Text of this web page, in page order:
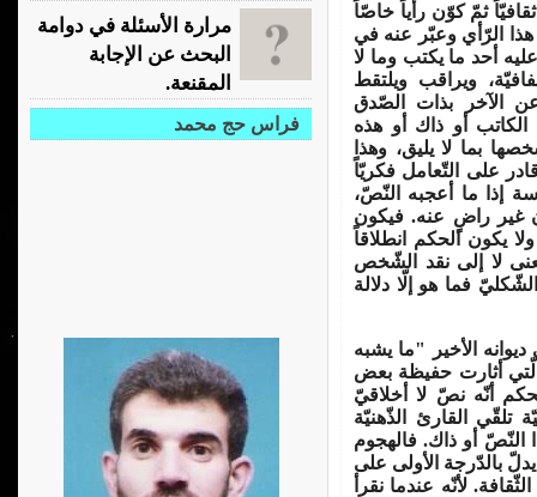
ثمّ كوّن رأياً خاصّاً
هذا الرّأي وعبّر عنه في
أحد ما يكتب وما لا
ويراقب ويلتقط
عن الآخر بذات الصّدق
أو ذاك أو هذه
بما لا يليق، وهذا
على التّعامل فكريّاً
إذا ما أعجبه النّصّ،
غير راضٍ عنه. فيكون
يكون الحكم انطلاقاً
لا إلى نقد الشّخص
فما هو إلّا دلالة
الأخير "ما يشبه
أثارت حفيظة بعض
أنّه نصّ لا أخلاقيّ
تلقّي القارئ الذّهنيّة
أو ذاك. فالهجوم
بالدّرجة الأولى على
لأنّه عندما نقرأ
مرارة الأسئلة في دوامة
البحث عن الإجابة
المقنعة.
فراس حج محمد